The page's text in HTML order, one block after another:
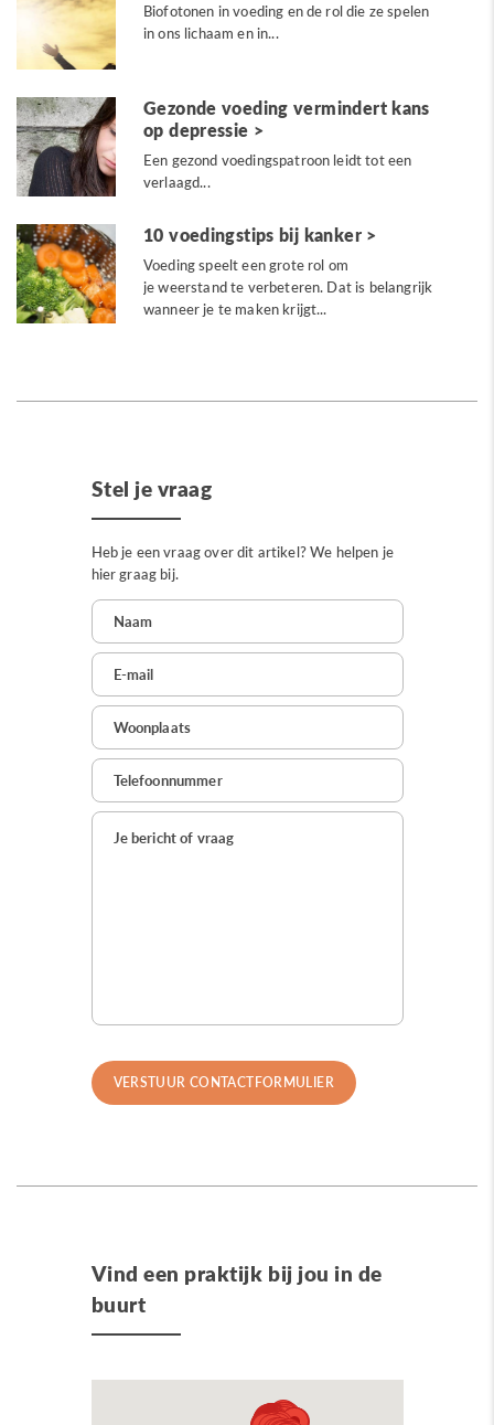
Biofotonen in voeding en de rol die ze spelen
in ons lichaam en in...
Gezonde voeding vermindert kans
op depressie
Een gezond voedingspatroon leidt tot een
verlaagd...
10 voedingstips bij kanker
Voeding speelt een grote rol om
je weerstand te verbeteren. Dat is belangrijk
wanneer je te maken krijgt...
Stel je vraag
Heb je een vraag over dit artikel? We helpen je
hier graag bij.
Vind een praktijk bij jou in de
buurt